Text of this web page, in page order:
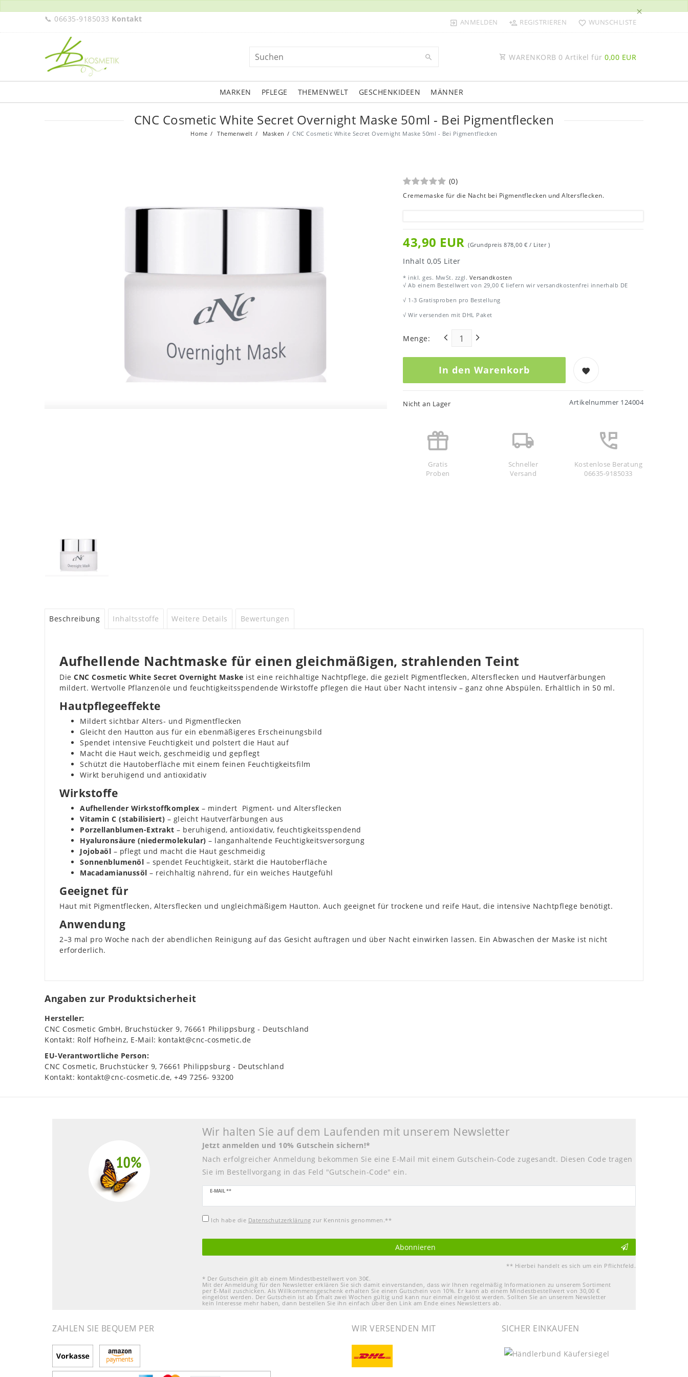
×
📞 06635-9185033 Kontakt ANMELDEN REGISTRIEREN WUNSCHLISTE
WARENKORB 0 Artikel für 0,00 EUR
MARKEN PFLEGE THEMENWELT GESCHENKIDEEN MÄNNER
CNC Cosmetic White Secret Overnight Maske 50ml - Bei Pigmentflecken
Home Themenwelt Masken CNC Cosmetic White Secret Overnight Maske 50ml - Bei Pigmentflecken
(0)
Crememaske für die Nacht bei Pigmentflecken und Altersflecken.
43,90 EUR (Grundpreis 878,00 € / Liter )
Inhalt 0,05 Liter
* inkl. ges. MwSt. zzgl. Versandkosten
√ Ab einem Bestellwert von 29,00 € liefern wir versandkostenfrei innerhalb DE
√ 1-3 Gratisproben pro Bestellung
√ Wir versenden mit DHL Paket
Menge:
In den Warenkorb
Nicht an Lager Artikelnummer 124004
Gratis
Proben
Schneller
Versand
Kostenlose Beratung
06635-9185033
Beschreibung Inhaltsstoffe Weitere Details Bewertungen
Aufhellende Nachtmaske für einen gleichmäßigen, strahlenden Teint
Die CNC Cosmetic White Secret Overnight Maske ist eine reichhaltige Nachtpflege, die gezielt Pigmentflecken, Altersflecken und Hautverfärbungen
mildert. Wertvolle Pflanzenöle und feuchtigkeitsspendende Wirkstoffe pflegen die Haut über Nacht intensiv – ganz ohne Abspülen. Erhältlich in 50 ml.
Hautpflegeeffekte
Mildert sichtbar Alters- und Pigmentflecken
Gleicht den Hautton aus für ein ebenmäßigeres Erscheinungsbild
Spendet intensive Feuchtigkeit und polstert die Haut auf
Macht die Haut weich, geschmeidig und gepflegt
Schützt die Hautoberfläche mit einem feinen Feuchtigkeitsfilm
Wirkt beruhigend und antioxidativ
Wirkstoffe
Aufhellender Wirkstoffkomplex – mindert Pigment- und Altersflecken
Vitamin C (stabilisiert) – gleicht Hautverfärbungen aus
Porzellanblumen-Extrakt – beruhigend, antioxidativ, feuchtigkeitsspendend
Hyaluronsäure (niedermolekular) – langanhaltende Feuchtigkeitsversorgung
Jojobaöl – pflegt und macht die Haut geschmeidig
Sonnenblumenöl – spendet Feuchtigkeit, stärkt die Hautoberfläche
Macadamianussöl – reichhaltig nährend, für ein weiches Hautgefühl
Geeignet für
Haut mit Pigmentflecken, Altersflecken und ungleichmäßigem Hautton. Auch geeignet für trockene und reife Haut, die intensive Nachtpflege benötigt.
Anwendung
2–3 mal pro Woche nach der abendlichen Reinigung auf das Gesicht auftragen und über Nacht einwirken lassen. Ein Abwaschen der Maske ist nicht
erforderlich.
Angaben zur Produktsicherheit
Hersteller:
CNC Cosmetic GmbH Bruchstücker 9 76661 Philippsburg
Deutschland
Kontakt: Rolf Hofheinz E-Mail: kontakt@cnc-cosmetic.de
EU-Verantwortliche Person:
CNC Cosmetic Bruchstücker 9 76661 Philippsburg
Deutschland
Kontakt: kontakt@cnc-cosmetic.de +49 7256- 93200
Wir halten Sie auf dem Laufenden mit unserem Newsletter
Jetzt anmelden und 10% Gutschein sichern!*
Nach erfolgreicher Anmeldung bekommen Sie eine E-Mail mit einem Gutschein-Code zugesandt. Diesen Code tragen
Sie im Bestellvorgang in das Feld "Gutschein-Code" ein.
E-MAIL **
Newsletter
Honig
Ich habe die Daten­schutz­erklärung zur Kenntnis genommen.**
Abonnieren
** Hierbei handelt es sich um ein Pflichtfeld.
* Der Gutschein gilt ab einem Mindestbestellwert von 30€.
Mit der Anmeldung für den Newsletter erklären Sie sich damit einverstanden, dass wir Ihnen regelmäßig Informationen zu unserem Sortiment
per E-Mail zuschicken. Als Willkommensgeschenk erhalten Sie einen Gutschein von 10%. Er kann ab einem Mindestbestellwert von 30,00 €
eingelöst werden. Der Gutschein ist ab Erhalt zwei Wochen gültig und kann nur einmal eingelöst werden. Sollten Sie an unserem Newsletter
kein Interesse mehr haben, dann bestellen Sie ihn einfach über den Link am Ende eines Newsletters ab.
ZAHLEN SIE BEQUEM PER WIR VERSENDEN MIT SICHER EINKAUFEN